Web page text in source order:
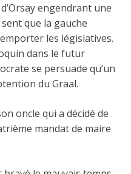
engendrant une
que la gauche
les législatives.
dans le futur
se persuade qu’un
du Graal.
oncle qui a décidé de
mandat de maire